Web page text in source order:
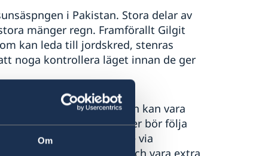
Om
i Pakistan. Stora delar av
mänger regn. Framförallt Gilgit
kan leda till jordskred, stenras
noga kontrollera läget innan de ger
och vissa områden kan vara
Svenska resenärer bör följa
hålla sig uppdaterade via
ha en flexibel resplan och vara extra